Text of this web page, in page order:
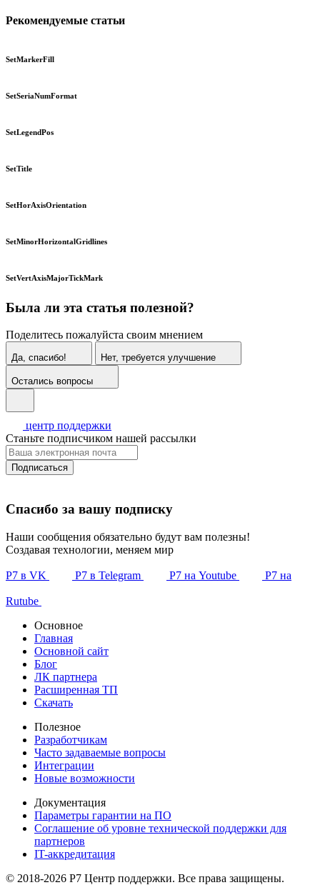
Рекомендуемые статьи
SetMarkerFill
SetSeriaNumFormat
SetLegendPos
SetTitle
SetHorAxisOrientation
SetMinorHorizontalGridlines
SetVertAxisMajorTickMark
Была ли эта статья полезной?
Поделитесь пожалуйста своим мнением
Да, спасибо! Нет, требуется улучшение
Остались вопросы
центр поддержки
Станьте подписчиком нашей рассылки
Подписаться
Спасибо за вашу подписку
Наши сообщения обязательно будут вам полезны!
Создавая технологии, меняем мир
Р7 в VK Р7 в Telegram Р7 на Youtube Р7 на
Rutube
Основное
Главная
Основной сайт
Блог
ЛК партнера
Расширенная ТП
Скачать
Полезное
Разработчикам
Часто задаваемые вопросы
Интеграции
Новые возможности
Документация
Параметры гарантии на ПО
Соглашение об уровне технической поддержки для
партнеров
IT-аккредитация
© 2018-2026 Р7 Центр поддержки. Все права защищены.